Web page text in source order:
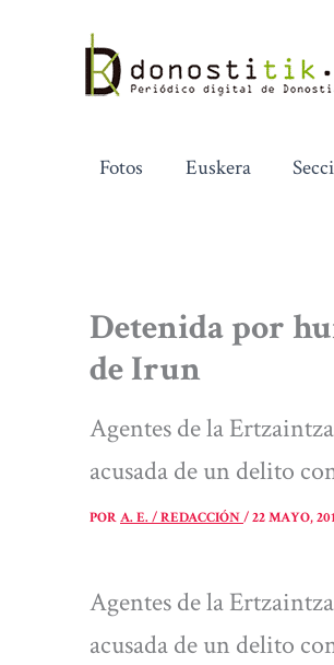
contenido
Fotos Euskera
Detenida por
de Irun
Agentes de la
acusada de un delito
PORA. E. / REDACCIÓN/22 MAYO,
Agentes de la
acusada de un delito